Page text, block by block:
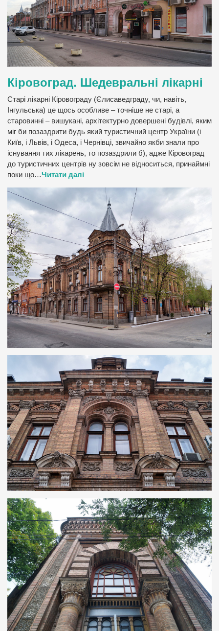
Кіровоград. Шедевральні лікарні
Старі лікарні Кіровограду (Єлисаведграду, чи, навіть,
Інгульська) це щось особливе – точніше не старі, а
старовинні – вишукані, архітектурно довершені будівлі, яким
міг би позаздрити будь який туристичний центр України (і
Київ, і Львів, і Одеса, і Чернівці, звичайно якби знали про
існування тих лікарень, то позаздрили б), адже Кіровоград
до туристичних центрів ну зовсім не відноситься, принаймні
поки що…Читати далі